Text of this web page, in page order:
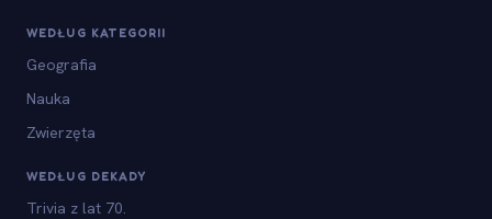
WEDŁUG KATEGORII
Geografia
Nauka
Zwierzęta
WEDŁUG DEKADY
Trivia z lat 70.